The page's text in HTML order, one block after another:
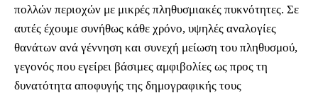
πολλών περιοχών με μικρές πληθυσμιακές πυκνότητες. Σε
αυτές έχουμε συνήθως κάθε χρόνο, υψηλές αναλογίες
θανάτων ανά γέννηση και συνεχή μείωση του πληθυσμού,
γεγονός που εγείρει βάσιμες αμφιβολίες ως προς τη
δυνατότητα αποφυγής της δημογραφικής τους